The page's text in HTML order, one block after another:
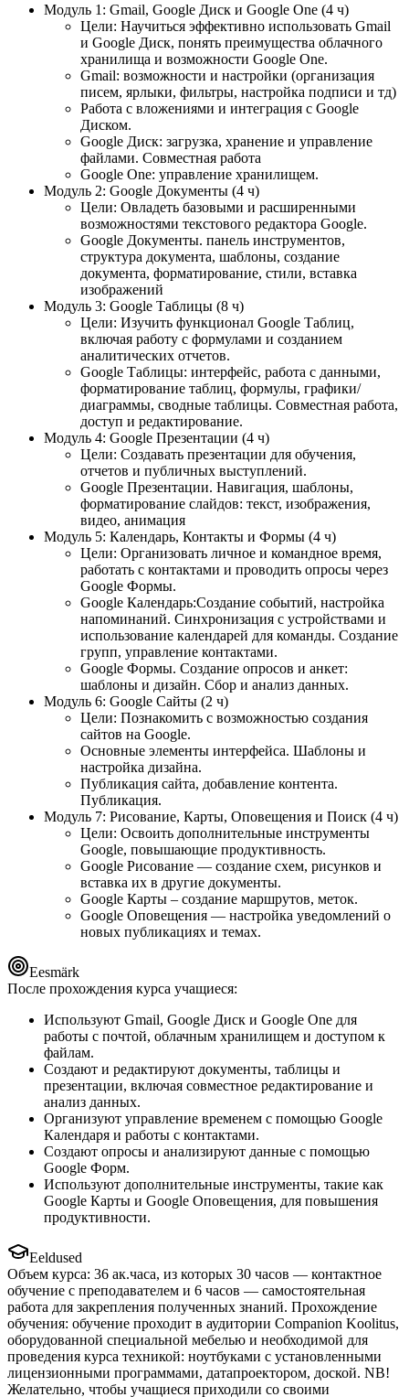
Модуль 1: Gmail, Google Диск и Google One (4 ч)
Цели: Научиться эффективно использовать Gmail
и Google Диск, понять преимущества облачного
хранилища и возможности Google One.
Gmail: возможности и настройки (организация
писем, ярлыки, фильтры, настройка подписи и тд)
Работа с вложениями и интеграция с Google
Диском.
Google Диск: загрузка, хранение и управление
файлами. Совместная работа
Google One: управление хранилищем.
Модуль 2: Google Документы (4 ч)
Цели: Овладеть базовыми и расширенными
возможностями текстового редактора Google.
Google Документы. панель инструментов,
структура документа, шаблоны, создание
документа, форматирование, стили, вставка
изображений
Модуль 3: Google Таблицы (8 ч)
Цели: Изучить функционал Google Таблиц,
включая работу с формулами и созданием
аналитических отчетов.
Google Таблицы: интерфейс, работа с данными,
форматирование таблиц, формулы, графики/
диаграммы, сводные таблицы. Совместная работа,
доступ и редактирование.
Модуль 4: Google Презентации (4 ч)
Цели: Создавать презентации для обучения,
отчетов и публичных выступлений.
Google Презентации. Навигация, шаблоны,
форматирование слайдов: текст, изображения,
видео, анимация
Модуль 5: Календарь, Контакты и Формы (4 ч)
Цели: Организовать личное и командное время,
работать с контактами и проводить опросы через
Google Формы.
Google Календарь:Создание событий, настройка
напоминаний. Синхронизация с устройствами и
использование календарей для команды. Создание
групп, управление контактами.
Google Формы. Создание опросов и анкет:
шаблоны и дизайн. Сбор и анализ данных.
Модуль 6: Google Сайты (2 ч)
Цели: Познакомить с возможностью создания
сайтов на Google.
Основные элементы интерфейса. Шаблоны и
настройка дизайна.
Публикация сайта, добавление контента.
Публикация.
Модуль 7: Рисование, Карты, Оповещения и Поиск (4 ч)
Цели: Освоить дополнительные инструменты
Google, повышающие продуктивность.
Google Рисование — создание схем, рисунков и
вставка их в другие документы.
Google Карты – создание маршрутов, меток.
Google Оповещения — настройка уведомлений о
новых публикациях и темах.
Eesmärk
После прохождения курса учащиеся:
Используют Gmail, Google Диск и Google One для
работы с почтой, облачным хранилищем и доступом к
файлам.
Создают и редактируют документы, таблицы и
презентации, включая совместное редактирование и
анализ данных.
Организуют управление временем с помощью Google
Календаря и работы с контактами.
Создают опросы и анализируют данные с помощью
Google Форм.
Используют дополнительные инструменты, такие как
Google Карты и Google Оповещения, для повышения
продуктивности.
Eeldused
Объем курса: 36 ак.часа, из которых 30 часов — контактное
обучение с преподавателем и 6 часов — самостоятельная
работа для закрепления полученных знаний. Прохождение
обучения: обучение проходит в аудитории Companion Koolitus,
оборудованной специальной мебелью и необходимой для
проведения курса техникой: ноутбуками с установленными
лицензионными программами, датапроектором, доской. NB!
Желательно, чтобы учащиеся приходили со своими